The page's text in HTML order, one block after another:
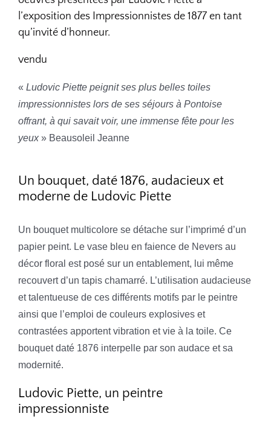
l’exposition des Impressionnistes de 1877 en tant
qu’invité d’honneur.
vendu
« Ludovic Piette peignit ses plus belles toiles
impressionnistes lors de ses séjours à Pontoise
offrant, à qui savait voir, une immense fête pour les
yeux» Beausoleil Jeanne
Un bouquet, daté 1876, audacieux et
moderne de Ludovic Piette
Un bouquet multicolore se détache sur l’imprimé d’un
papier peint. Le vase bleu en faience de Nevers au
décor floral est posé sur un entablement, lui même
recouvert d’un tapis chamarré. L’utilisation audacieuse
et talentueuse de ces différents motifs par le peintre
ainsi que l’emploi de couleurs explosives et
contrastées apportent vibration et vie à la toile. Ce
bouquet daté 1876 interpelle par son audace et sa
modernité.
Ludovic Piette, un peintre
impressionniste